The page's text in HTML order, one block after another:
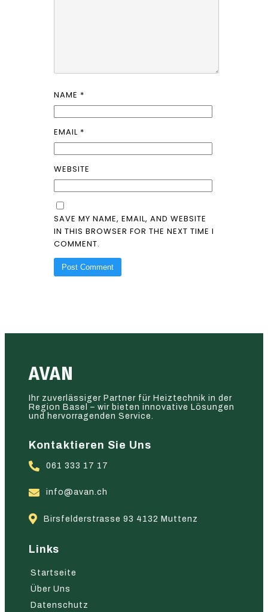
NAME *
EMAIL *
WEBSITE
SAVE MY NAME, EMAIL, AND WEBSITE
IN THIS BROWSER FOR THE NEXT TIME I
COMMENT.
AVAN
Ihr zuverlässiger Partner für Heiztechnik in der
Region Basel – wir bieten innovative Lösungen
und hervorragenden Service.
Kontaktieren Sie Uns
061 333 17 17
info@avan.ch
Birsfelderstrasse 93 4132 Muttenz
Links
Startseite
Über Uns
Datenschutz